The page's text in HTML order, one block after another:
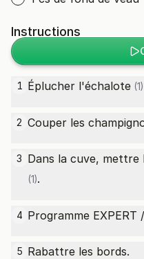
Instructions
1 Éplucher l'échalote (1)
2 Couper les
3 Dans la cuve, mettre
(1).
4 Programme EXPERT
5 Rabattre les bords.